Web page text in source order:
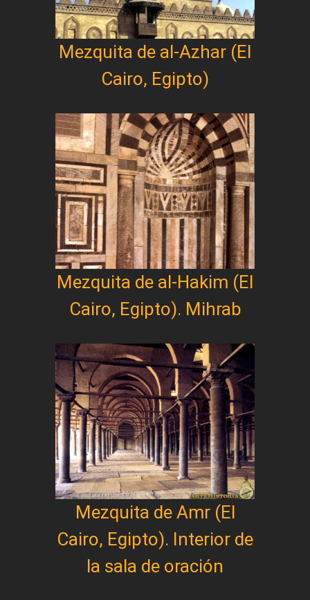
Mezquita de al-Azhar (El
Cairo, Egipto)
Mezquita de al-Hakim (El
Cairo, Egipto). Mihrab
Mezquita de Amr (El
Cairo, Egipto). Interior de
la sala de oración